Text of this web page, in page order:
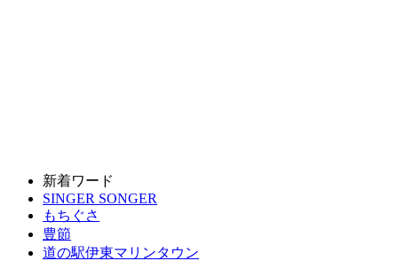
新着ワード
SINGER SONGER
もちぐさ
豊節
道の駅伊東マリンタウン